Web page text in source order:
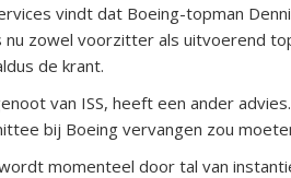
vindt dat Boeing-topman
nu zowel voorzitter als uitvoerend
de krant.
van ISS, heeft een ander
bij Boeing vervangen zou
momenteel door tal van